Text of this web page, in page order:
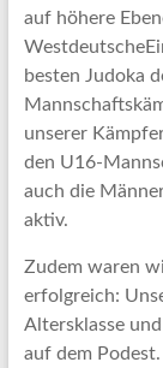
auf höhere
besten Judoka
unserer
den U16-
auch die
aktiv.
Zudem waren
erfolgreich:
Altersklasse
auf dem Podest.